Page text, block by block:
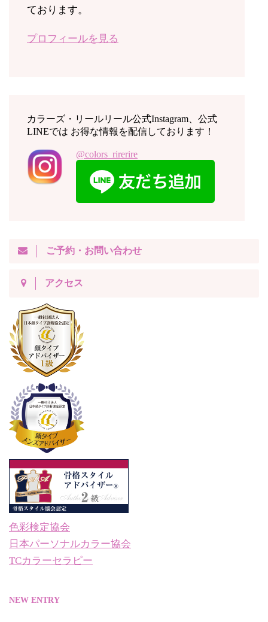
ております。
プロフィールを見る
カラーズ・リールリール公式Instagram、公式
LINEでは お得な情報を配信しております！
@colors_rirerire
ご予約・お問い合わせ
アクセス
色彩検定協会
日本パーソナルカラー協会
TCカラーセラピー
NEW ENTRY